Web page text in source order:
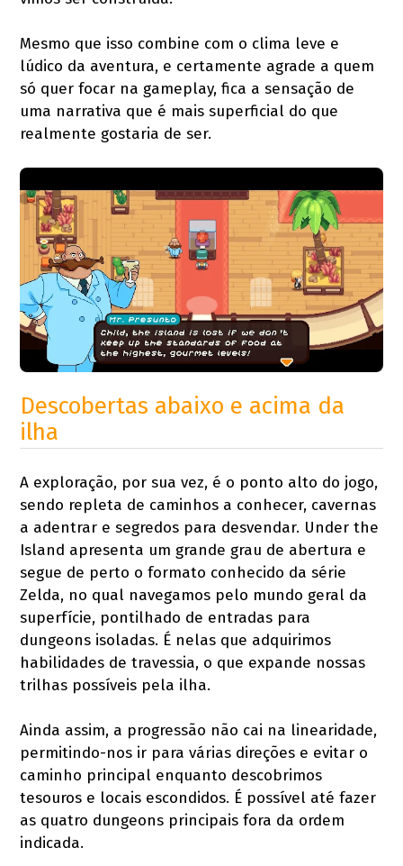
Mesmo que isso combine com o clima leve e
lúdico da aventura, e certamente agrade a quem
só quer focar na gameplay, fica a sensação de
uma narrativa que é mais superficial do que
realmente gostaria de ser.
Descobertas abaixo e acima da
ilha
A exploração, por sua vez, é o ponto alto do jogo,
sendo repleta de caminhos a conhecer, cavernas
a adentrar e segredos para desvendar. Under the
Island apresenta um grande grau de abertura e
segue de perto o formato conhecido da série
Zelda, no qual navegamos pelo mundo geral da
superfície, pontilhado de entradas para
dungeons isoladas. É nelas que adquirimos
habilidades de travessia, o que expande nossas
trilhas possíveis pela ilha.
Ainda assim, a progressão não cai na linearidade,
permitindo-nos ir para várias direções e evitar o
caminho principal enquanto descobrimos
tesouros e locais escondidos. É possível até fazer
as quatro dungeons principais fora da ordem
indicada.